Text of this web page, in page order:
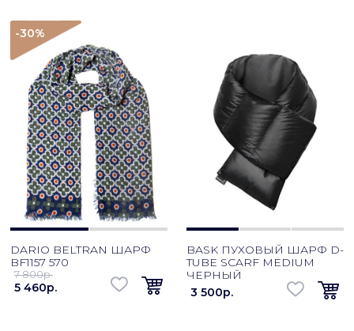
-30%
DARIO BELTRAN ШАРФ
BF1157 570
7 800p.
5 460p.
BASK ПУХОВЫЙ ШАРФ D-
TUBE SCARF MEDIUM
ЧЕРНЫЙ
3 500p.